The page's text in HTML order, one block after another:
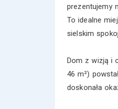
prezentujemy
To idealne
sielskim
Dom z wizją i
46 m²)
doskonała